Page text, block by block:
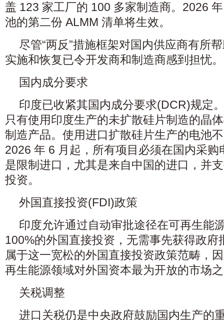
盖 123 家工厂的 100 多家制造商。2026
池的第二份 ALMM 清单将生效。
尽管“两反”措施框架对国内供应商有所
实施和恢复已令开发商和制造商感到担忧。
国内成分要求
印度已收紧其国内成分要求(DCR)规定
只有使用印度生产的未扩散硅片制造的晶
制造产品。使用进口扩散硅片生产的电池
2026 年 6 月起，所有项目必须在国内采
是限制进口，尤其是来自中国的进口，并
投资。
外国直接投资(FDI)政策
印度允许通过自动审批途径在可再生能
100%的外国直接投资，无需事先获得政府
属于这一宽松的外国直接投资政策范畴，
再生能源领域对外国资本最为开放的市场
关税调整
进口关税仍是中央政府鼓励国内生产的